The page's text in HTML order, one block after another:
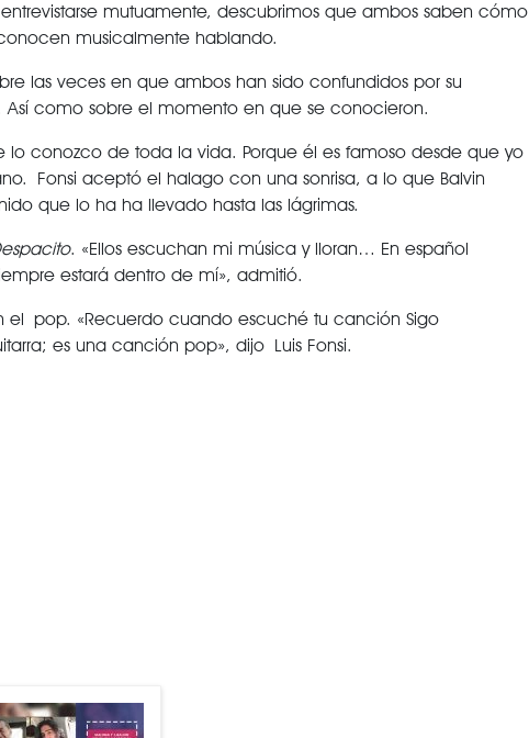
mutuamente, descubrimos que ambos saben cómo
musicalmente hablando.
las veces en que ambos han sido confundidos por su
como sobre el momento en que se conocieron.
lo conozco de toda la vida. Porque él es famoso desde que yo
Fonsi aceptó el halago con una sonrisa, a lo que Balvin
que lo ha ha llevado hasta las lágrimas.
. «Ellos escuchan mi música y lloran… En español
estará dentro de mí», admitió.
el pop. «Recuerdo cuando escuché tu canción Sigo
es una canción pop», dijo Luis Fonsi.